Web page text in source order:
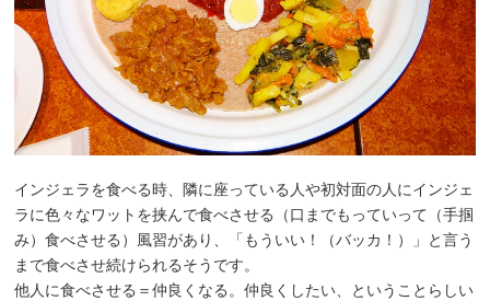
インジェラを食べる時、隣に座っている人や初対面の人にインジェ
ラに色々なワットを挟んで食べさせる（口までもっていって（手掴
み）食べさせる）風習があり、「もういい！（バッカ！）」と言う
まで食べさせ続けられるそうです。
他人に食べさせる＝仲良くなる。仲良くしたい、ということらしい